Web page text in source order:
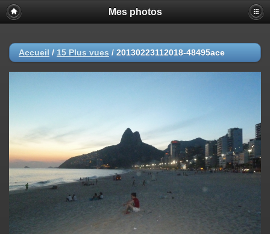
Mes photos
Accueil / 15 Plus vues / 20130223112018-48495ace